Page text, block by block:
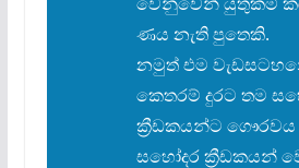
ණය නැති පුතෙකි.
නමුත් එම
කෙතරම් දුරට තම
ක්රීඩකයන්ට ගෞරවය
සහෝදර ක්රීඩකයන්